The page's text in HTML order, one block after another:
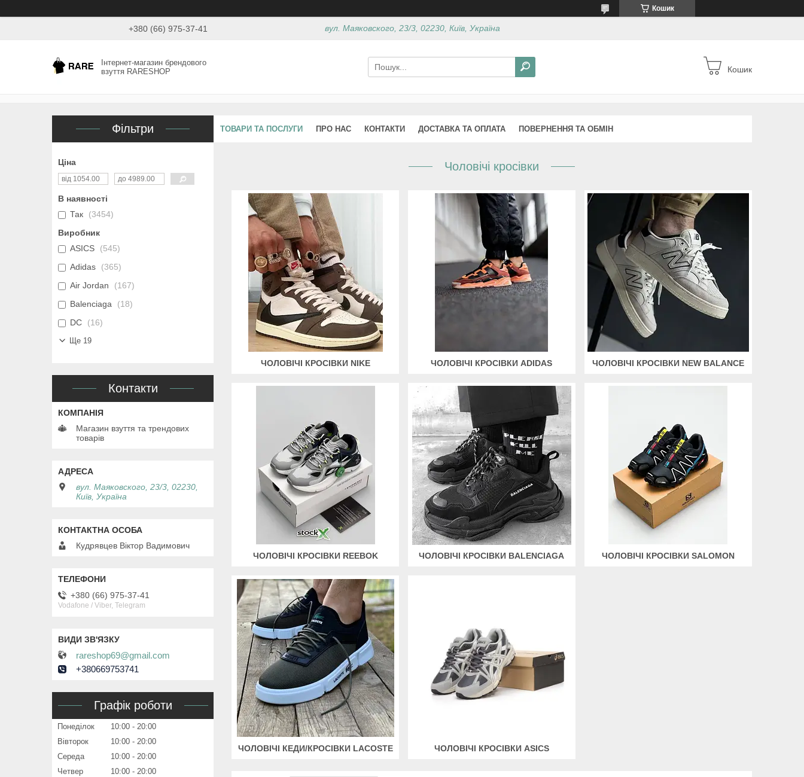
Кошик
+380 (66) 975-37-41 вул. Маяковского, 23/3, 02230, Київ, Україна
Інтернет-магазин брендового
взуття RARESHOP
Кошик
ТОВАРИ ТА ПОСЛУГИ ПРО НАС КОНТАКТИ ДОСТАВКА ТА ОПЛАТА ПОВЕРНЕННЯ ТА ОБМІН
Чоловічі кросівки
ЧОЛОВІЧІ КРОСІВКИ NIKE ЧОЛОВІЧІ КРОСІВКИ ADIDAS ЧОЛОВІЧІ КРОСІВКИ NEW BALANCE
ЧОЛОВІЧІ КРОСІВКИ REEBOK ЧОЛОВІЧІ КРОСІВКИ BALENCIAGA ЧОЛОВІЧІ КРОСІВКИ SALOMON
ЧОЛОВІЧІ КЕДИ/КРОСІВКИ LACOSTE ЧОЛОВІЧІ КРОСІВКИ ASICS
Фільтри
Ціна
В наявності
Так
3454
Виробник
ASICS
545
Adidas
365
Air Jordan
167
Balenciaga
18
DC
16
Ще 19
Контакти
Магазин взуття та трендових
товарів
вул. Маяковского, 23/3, 02230,
Київ, Україна
Кудрявцев Віктор Вадимович
+380 (66) 975-37-41
Vodafone / Viber, Telegram
rareshop69@gmail.com
+380669753741
Графік роботи
Понеділок 10:00
20:00
Вівторок
10:00
20:00
Середа
10:00
20:00
Четвер
10:00
20:00